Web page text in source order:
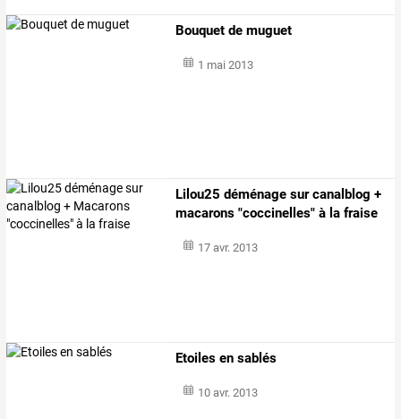
Bouquet de muguet
1 mai 2013
Lilou25 déménage sur canalblog +
macarons "coccinelles" à la fraise
17 avr. 2013
Etoiles en sablés
10 avr. 2013